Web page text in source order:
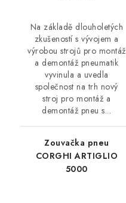
Na základě dlouholetých
zkušeností s vývojem a
výrobou strojů pro montáž
a demontáž pneumatik
vyvinula a uvedla
společnost na trh nový
stroj pro montáž a
demontáž pneu s...
Zouvačka pneu
CORGHI ARTIGLIO
5000